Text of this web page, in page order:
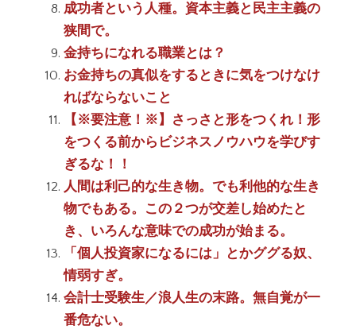
成功者という人種。資本主義と民主主義の
狭間で。
金持ちになれる職業とは？
お金持ちの真似をするときに気をつけなけ
ればならないこと
【※要注意！※】さっさと形をつくれ！形
をつくる前からビジネスノウハウを学びす
ぎるな！！
人間は利己的な生き物。でも利他的な生き
物でもある。この２つが交差し始めたと
き、いろんな意味での成功が始まる。
「個人投資家になるには」とかググる奴、
情弱すぎ。
会計士受験生／浪人生の末路。無自覚が一
番危ない。